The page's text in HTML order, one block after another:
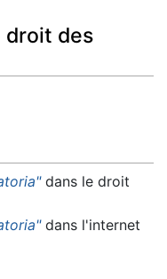
droit des
dans le droit
dans l'internet